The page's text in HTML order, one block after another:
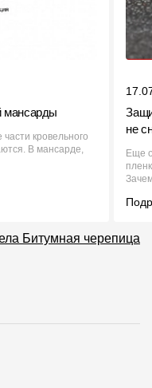
мансарды
кровельного
В мансарде,
не
Еще
Битумная черепица